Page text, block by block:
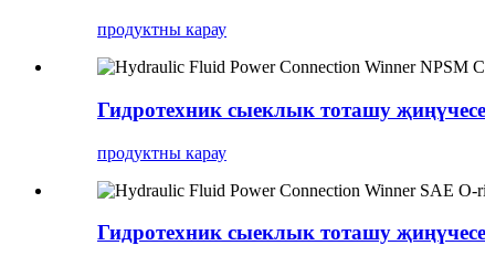
продуктны карау
Гидротехник сыеклык тоташу
продуктны карау
Гидротехник сыеклык тоташу